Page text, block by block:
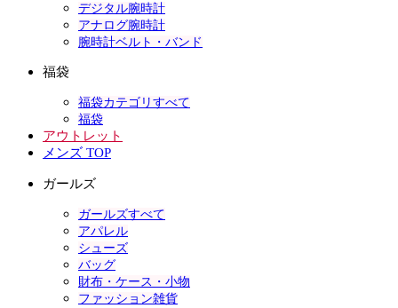
デジタル腕時計
アナログ腕時計
腕時計ベルト・バンド
福袋
福袋カテゴリすべて
福袋
アウトレット
メンズ TOP
ガールズ
ガールズすべて
アパレル
シューズ
バッグ
財布・ケース・小物
ファッション雑貨